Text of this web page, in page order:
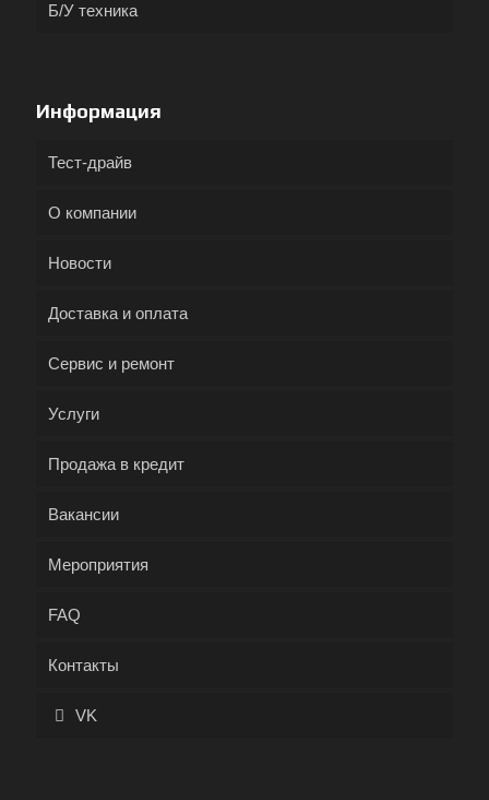
Б/У техника
Информация
Тест-драйв
О компании
Новости
Доставка и оплата
Сервис и ремонт
Услуги
Продажа в кредит
Вакансии
Мероприятия
FAQ
Контакты
VK